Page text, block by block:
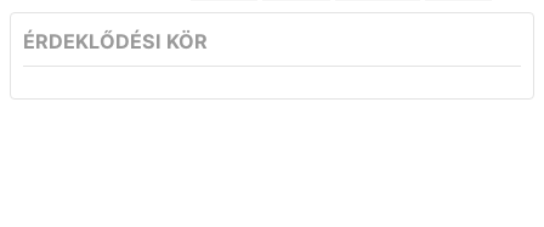
ÉRDEKLŐDÉSI KÖR